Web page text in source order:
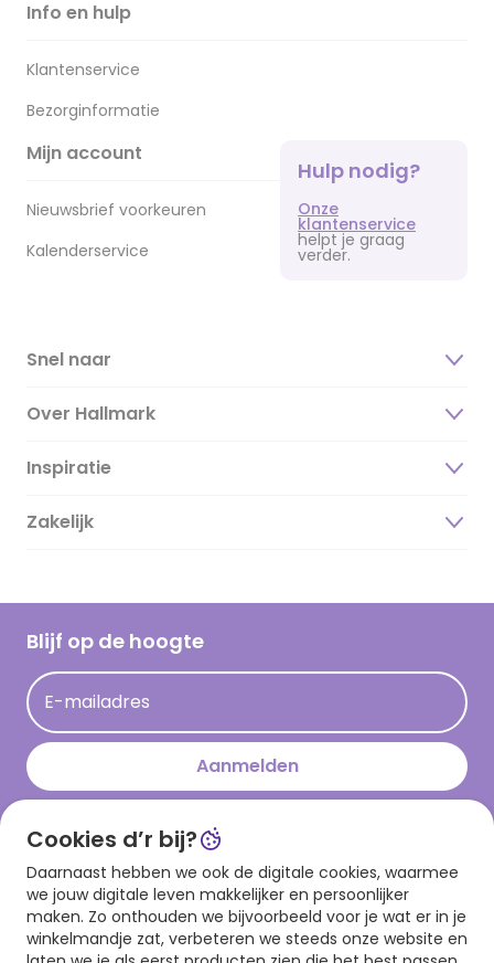
Info en hulp
Klantenservice
Bezorginformatie
Mijn account
Nieuwsbrief voorkeuren
Kalenderservice
Hulp nodig?
Onze
klantenservice
helpt je graag
verder.
Snel naar
Over Hallmark
Over ons
Duurzaamheid
Hallmark Kaartclub
Acties
Persberichten
Hallmark en Kinderpostzegels
Inspiratie
Magazine
Cadeau inspiratie
Kaartinspiratie
Zakelijk
Blijf op de hoogte
E-mailadres
Aanmelden
Download onze app
Cookies d’r bij?
Daarnaast hebben we ook de digitale cookies, waarmee
we jouw digitale leven makkelijker en persoonlijker
maken. Zo onthouden we bijvoorbeeld voor je wat er in je
winkelmandje zat, verbeteren we steeds onze website en